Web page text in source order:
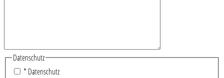
Datenschutz
* Datenschutz